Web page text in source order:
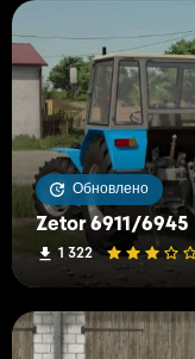
Обновлено
Zetor 6911/6945
1 322